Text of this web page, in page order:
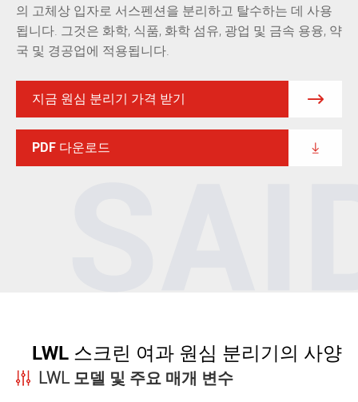
의 고체상 입자로 서스펜션을 분리하고 탈수하는 데 사용
됩니다. 그것은 화학, 식품, 화학 섬유, 광업 및 금속 용융, 약
국 및 경공업에 적용됩니다.
지금 원심 분리기 가격 받기 
PDF 다운로드 
LWL 스크린 여과 원심 분리기의 사양
LWL 모델 및 주요 매개 변수